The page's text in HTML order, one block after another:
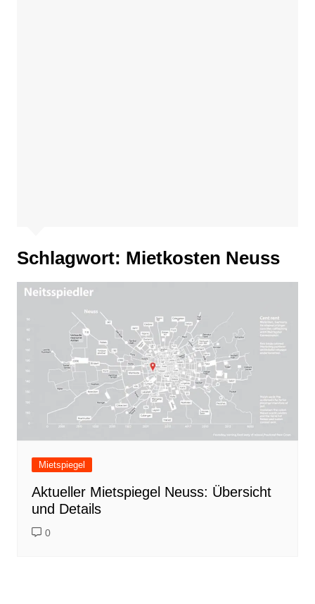
Schlagwort: Mietkosten Neuss
Mietspiegel
Aktueller Mietspiegel Neuss: Übersicht
und Details
0